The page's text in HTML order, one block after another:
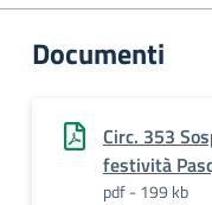
Documenti
Circ. 353
festività
pdf - 199 kb